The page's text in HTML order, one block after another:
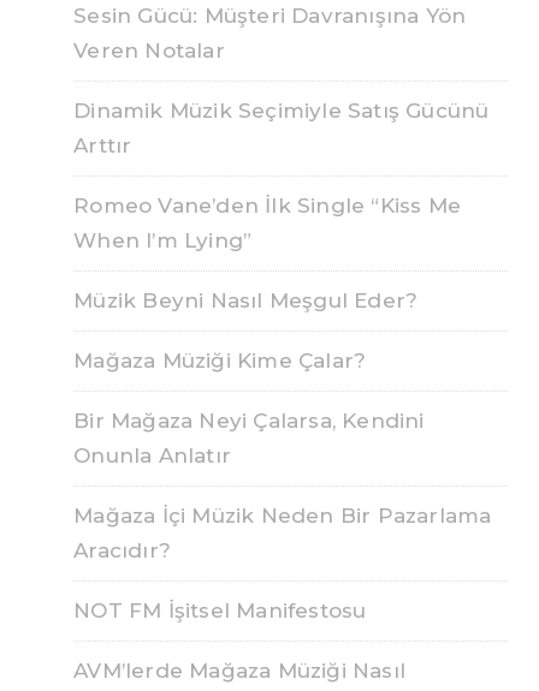
Sesin Gücü: Müşteri Davranışına Yön
Veren Notalar
Dinamik Müzik Seçimiyle Satış Gücünü
Arttır
Romeo Vane’den İlk Single “Kiss Me
When I’m Lying”
Müzik Beyni Nasıl Meşgul Eder?
Mağaza Müziği Kime Çalar?
Bir Mağaza Neyi Çalarsa, Kendini
Onunla Anlatır
Mağaza İçi Müzik Neden Bir Pazarlama
Aracıdır?
NOT FM İşitsel Manifestosu
AVM’lerde Mağaza Müziği Nasıl